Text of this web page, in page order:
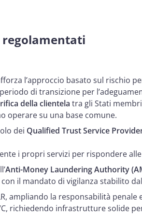
regolamentati
l’approccio basato sul rischio
di transizione per
della clientela tra gli Stati
operare su una base comune.
dei Qualified Trust Service
i propri servizi per rispondere
Anti-Money Laundering Authority
il mandato di vigilanza stabilito
ampliando la responsabilità
richiedendo infrastrutture solide